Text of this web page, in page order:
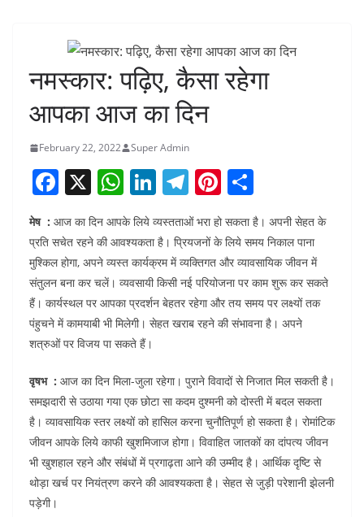
नमस्कार: पढ़िए, कैसा रहेगा
आपका आज का दिन
February 22, 2022 Super Admin
F
c
e
b
o
o
X W
h
at
s
A
p
p
Li
k
e
dI
n
T
el
e
gr
a
m
Pi
er
e
st
h
ar
e
मेष : आज का दिन आपके लिये व्यस्तताओं भरा हो सकता है। अपनी सेहत के
प्रति सचेत रहने की आवश्यकता है। प्रियजनों के लिये समय निकाल पाना
मुश्किल होगा, अपने व्यस्त कार्यक्रम में व्यक्तिगत और व्यावसायिक जीवन में
संतुलन बना कर चलें। व्यवसायी किसी नई परियोजना पर काम शुरू कर सकते
हैं। कार्यस्थल पर आपका प्रदर्शन बेहतर रहेगा और तय समय पर लक्ष्यों तक
पंहुचने में कामयाबी भी मिलेगी। सेहत खराब रहने की संभावना है। अपने
शत्रुओं पर विजय पा सकते हैं।
वृषभ : आज का दिन मिला-जुला रहेगा। पुराने विवादों से निजात मिल सकती है।
समझदारी से उठाया गया एक छोटा सा कदम दुश्मनी को दोस्ती में बदल सकता
है। व्यावसायिक स्तर लक्ष्यों को हासिल करना चुनौतिपूर्ण हो सकता है। रोमांटिक
जीवन आपके लिये काफी खुशमिजाज होगा। विवाहित जातकों का दांपत्य जीवन
भी खुशहाल रहने और संबंधों में प्रगाढ़ता आने की उम्मीद है। आर्थिक दृष्टि से
थोड़ा खर्च पर नियंत्रण करने की आवश्यकता है। सेहत से जुड़ी परेशानी झेलनी
पड़ेगी।